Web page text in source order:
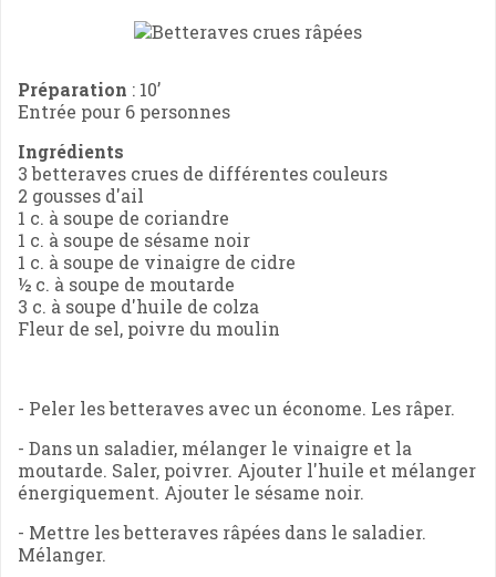
Préparation : 10’
Entrée pour 6 personnes
Ingrédients
3 betteraves crues de différentes couleurs
2 gousses d'ail
1 c. à soupe de coriandre
1 c. à soupe de sésame noir
1 c. à soupe de vinaigre de cidre
½ c. à soupe de moutarde
3 c. à soupe d'huile de colza
Fleur de sel, poivre du moulin
- Peler les betteraves avec un économe. Les râper.
- Dans un saladier, mélanger le vinaigre et la
moutarde. Saler, poivrer. Ajouter l'huile et mélanger
énergiquement. Ajouter le sésame noir.
- Mettre les betteraves râpées dans le saladier.
Mélanger.